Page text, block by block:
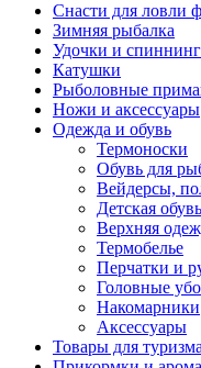
Снасти для ловли
Зимняя рыбалка
Удочки и
Катушки
Рыболовные
Ножи и аксессуары
Одежда и обувь
Термоноски
Обувь для
Вейдерсы,
Детская
Верхняя
Термобелье
Перчатки и
Головные
Накомарники
Аксессуары
Товары для туризма